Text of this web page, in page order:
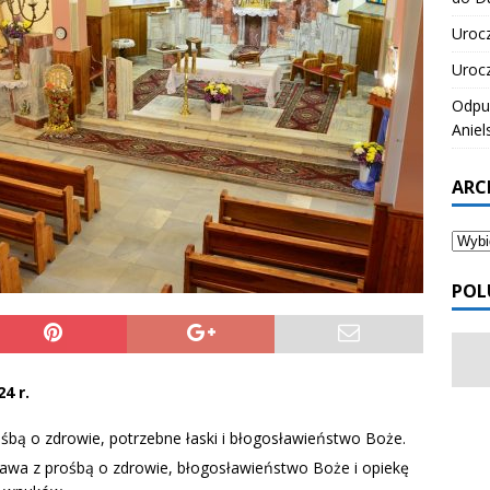
r.
o zdrowie, potrzebne łaski i błogosławieństwo Boże.
z prośbą o zdrowie, błogosławieństwo Boże i opiekę